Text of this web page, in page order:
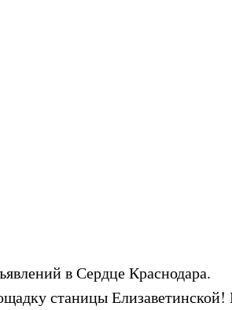
в Сердце Краснодара.
станицы